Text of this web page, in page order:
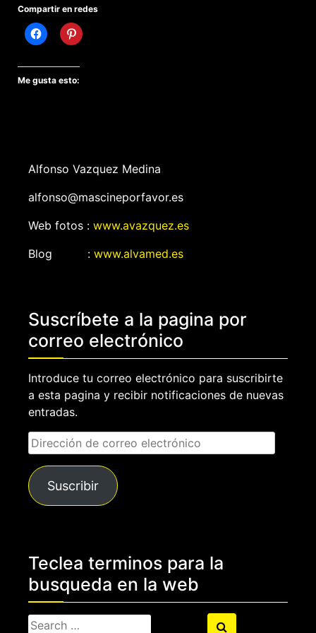
Compartir en redes
Me gusta esto:
Alfonso Vazquez Medina
alfonso@mascineporfavor.es
Web fotos : www.avazquez.es
Blog : www.alvamed.es
Suscríbete a la pagina por
correo electrónico
Introduce tu correo electrónico para suscribirte
a esta pagina y recibir notificaciones de nuevas
entradas.
Dirección
de
correo
electrónico
Suscribir
Teclea terminos para la
busqueda en la web
Search
Search